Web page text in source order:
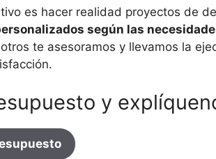
es hacer realidad proyectos de
según las
te asesoramos y llevamos la
y